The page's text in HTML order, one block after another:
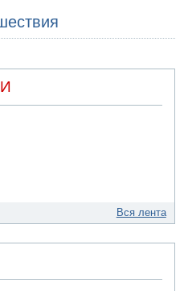
о нападении хуситов
Вся лента